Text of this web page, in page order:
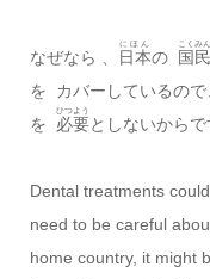
なぜなら 、 日本
にほん
の 国民
こくみん
を カバーしているので
を 必要
ひつよう
としないからで
Dental treatments
need to be careful
home country, it might